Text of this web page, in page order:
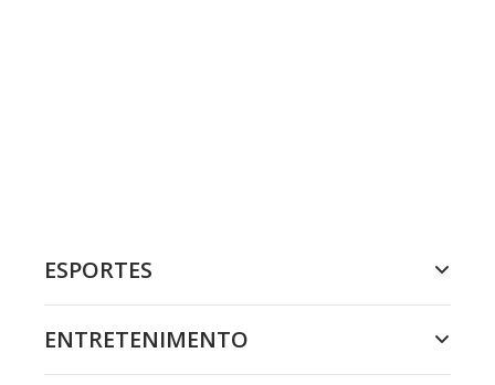
ESPORTES
ENTRETENIMENTO